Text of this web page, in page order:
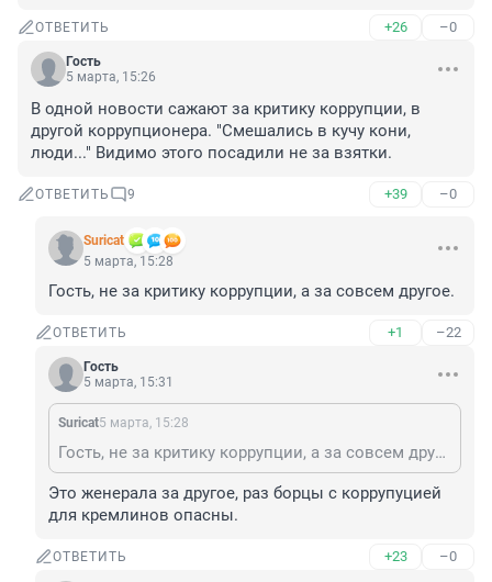
ОТВЕТИТЬ +26 –0
Гость
5 марта, 15:26
В одной новости сажают за критику коррупции, в
другой коррупционера. "Смешались в кучу кони,
люди..." Видимо этого посадили не за взятки.
ОТВЕТИТЬ 9 +39 –0
Suricat
5 марта, 15:28
Гость, не за критику коррупции, а за совсем другое.
ОТВЕТИТЬ +1 –22
Гость
5 марта, 15:31
Suricat5 марта, 15:28
Гость, не за критику коррупции, а за совсем другое.
Это женерала за другое, раз борцы с коррупуцией
для кремлинов опасны.
ОТВЕТИТЬ +23 –0